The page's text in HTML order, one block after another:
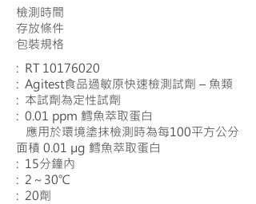
檢測時間
存放條件
包裝規格
: RT 10176020
: Agitest食品過敏原快速檢測試劑 – 魚類
: 本試劑為定性試劑
: 0.01 ppm 鱈魚萃取蛋白
應用於環境塗抹檢測時為每100平方公分
面積 0.01 µg 鱈魚萃取蛋白
: 15分鐘內
: 2～30℃
: 20劑